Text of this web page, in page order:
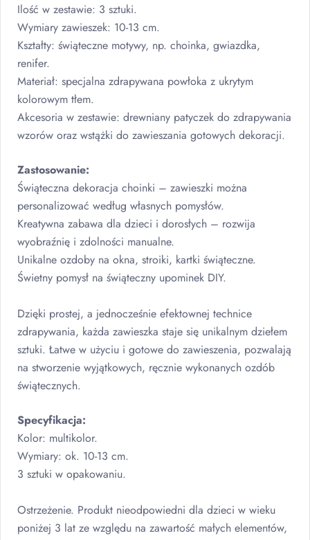
Ilość w zestawie: 3 sztuki.
Wymiary zawieszek: 10-13 cm.
Kształty: świąteczne motywy, np. choinka, gwiazdka,
renifer.
Materiał: specjalna zdrapywana powłoka z ukrytym
kolorowym tłem.
Akcesoria w zestawie: drewniany patyczek do zdrapywania
wzorów oraz wstążki do zawieszania gotowych dekoracji.
Zastosowanie:
Świąteczna dekoracja choinki – zawieszki można
personalizować według własnych pomysłów.
Kreatywna zabawa dla dzieci i dorosłych – rozwija
wyobraźnię i zdolności manualne.
Unikalne ozdoby na okna, stroiki, kartki świąteczne.
Świetny pomysł na świąteczny upominek DIY.
Dzięki prostej, a jednocześnie efektownej technice
zdrapywania, każda zawieszka staje się unikalnym dziełem
sztuki. Łatwe w użyciu i gotowe do zawieszenia, pozwalają
na stworzenie wyjątkowych, ręcznie wykonanych ozdób
świątecznych.
Specyfikacja:
Kolor: multikolor.
Wymiary: ok. 10-13 cm.
3 sztuki w opakowaniu.
Ostrzeżenie. Produkt nieodpowiedni dla dzieci w wieku
poniżej 3 lat ze względu na zawartość małych elementów,